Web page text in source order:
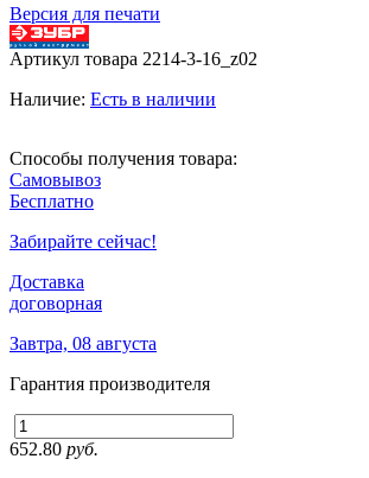
Версия для печати
Артикул товара 2214-3-16_z02
Наличие: Есть в наличии
Способы получения товара:
Самовывоз
Бесплатно
Забирайте сейчас!
Доставка
договорная
Завтра, 08 августа
Гарантия производителя
652.80 руб.